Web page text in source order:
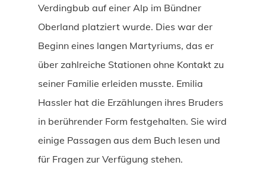
Verdingbub auf einer Alp im Bündner
Oberland platziert wurde. Dies war der
Beginn eines langen Martyriums, das er
über zahlreiche Stationen ohne Kontakt zu
seiner Familie erleiden musste. Emilia
Hassler hat die Erzählungen ihres Bruders
in berührender Form festgehalten. Sie wird
einige Passagen aus dem Buch lesen und
für Fragen zur Verfügung stehen.